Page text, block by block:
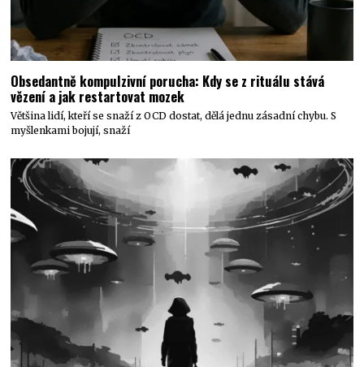
Obsedantně kompulzivní porucha: Kdy se z rituálu stává
vězení a jak restartovat mozek
Většina lidí, kteří se snaží z OCD dostat, dělá jednu zásadní chybu. S
myšlenkami bojují, snaží